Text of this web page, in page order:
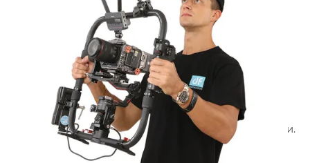
позволяют временно
устанавливать кольцевой хват на ровную
поверхность между дублями. Алюминиевая
конструкция сочетает лёгкость и прочность, а
мягкий чехол в комплекте защищает компоненты
при транспортировке. Система креплений
стандартаArri Rosette
упрощает интеграцию со
студийными осветителями и другими аксессуарами.